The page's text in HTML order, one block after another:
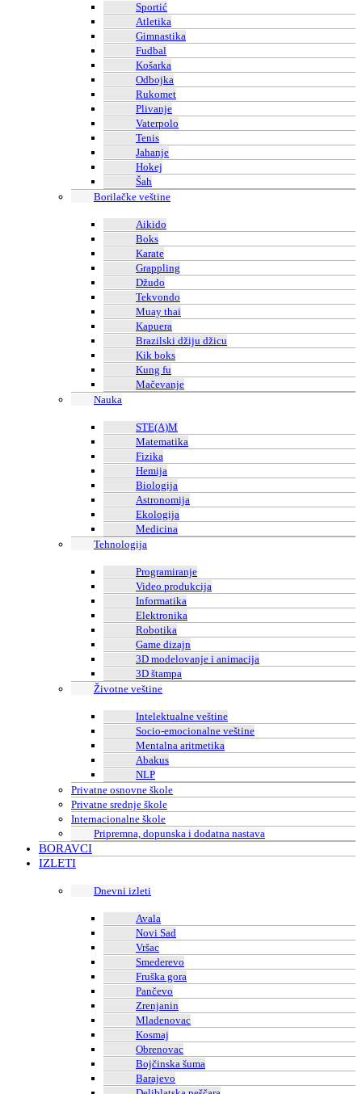
Sportić
Atletika
Gimnastika
Fudbal
Košarka
Odbojka
Rukomet
Plivanje
Vaterpolo
Tenis
Jahanje
Hokej
Šah
Borilačke veštine
Aikido
Boks
Karate
Grappling
Džudo
Tekvondo
Muay thai
Kapuera
Brazilski džiju džicu
Kik boks
Kung fu
Mačevanje
Nauka
STE(A)M
Matematika
Fizika
Hemija
Biologija
Astronomija
Ekologija
Medicina
Tehnologija
Programiranje
Video produkcija
Informatika
Elektronika
Robotika
Game dizajn
3D modelovanje i animacija
3D štampa
Životne veštine
Intelektualne veštine
Socio-emocionalne veštine
Mentalna aritmetika
Abakus
NLP
Privatne osnovne škole
Privatne srednje škole
Internacionalne škole
Pripremna, dopunska i dodatna nastava
BORAVCI
IZLETI
Dnevni izleti
Avala
Novi Sad
Vršac
Smederevo
Fruška gora
Pančevo
Zrenjanin
Mladenovac
Kosmaj
Obrenovac
Bojčinska šuma
Barajevo